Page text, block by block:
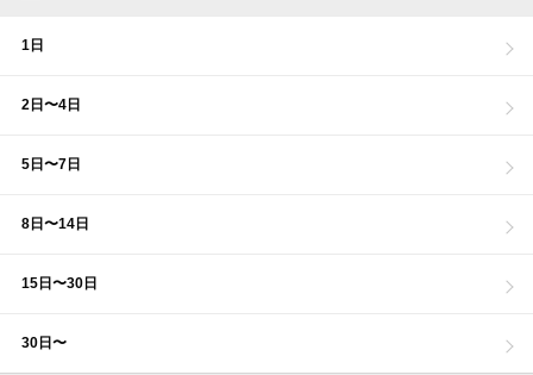
1日
2日〜4日
5日〜7日
8日〜14日
15日〜30日
30日〜